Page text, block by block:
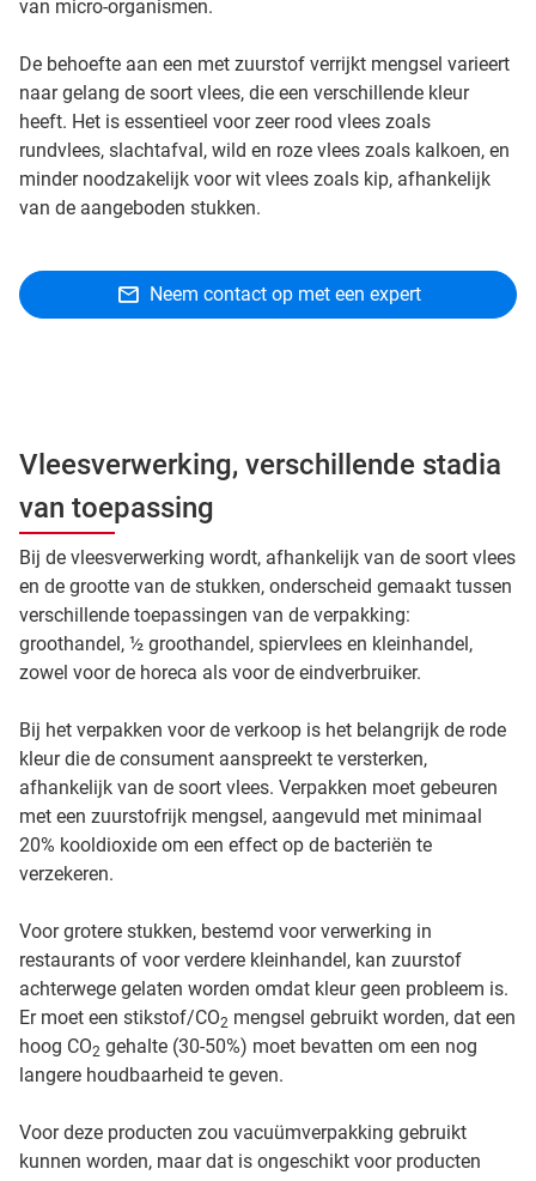
van micro-organismen.
De behoefte aan een met zuurstof verrijkt mengsel varieert
naar gelang de soort vlees, die een verschillende kleur
heeft. Het is essentieel voor zeer rood vlees zoals
rundvlees, slachtafval, wild en roze vlees zoals kalkoen, en
minder noodzakelijk voor wit vlees zoals kip, afhankelijk
van de aangeboden stukken.
Neem contact op met een expert
Vleesverwerking, verschillende stadia
van toepassing
Bij de vleesverwerking wordt, afhankelijk van de soort vlees
en de grootte van de stukken, onderscheid gemaakt tussen
verschillende toepassingen van de verpakking:
groothandel, ½ groothandel, spiervlees en kleinhandel,
zowel voor de horeca als voor de eindverbruiker.
Bij het verpakken voor de verkoop is het belangrijk de rode
kleur die de consument aanspreekt te versterken,
afhankelijk van de soort vlees. Verpakken moet gebeuren
met een zuurstofrijk mengsel, aangevuld met minimaal
20% kooldioxide om een effect op de bacteriën te
verzekeren.
Voor grotere stukken, bestemd voor verwerking in
restaurants of voor verdere kleinhandel, kan zuurstof
achterwege gelaten worden omdat kleur geen probleem is.
Er moet een stikstof/CO2 mengsel gebruikt worden, dat een
hoog CO2 gehalte (30-50%) moet bevatten om een nog
langere houdbaarheid te geven.
Voor deze producten zou vacuümverpakking gebruikt
kunnen worden, maar dat is ongeschikt voor producten